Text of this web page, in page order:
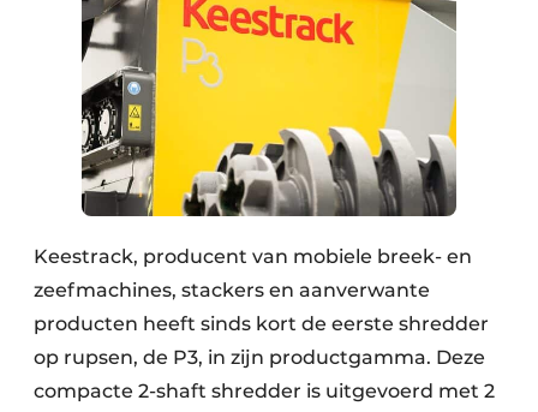
Keestrack, producent van mobiele breek- en
zeefmachines, stackers en aanverwante
producten heeft sinds kort de eerste shredder
op rupsen, de P3, in zijn productgamma. Deze
compacte 2-shaft shredder is uitgevoerd met 2